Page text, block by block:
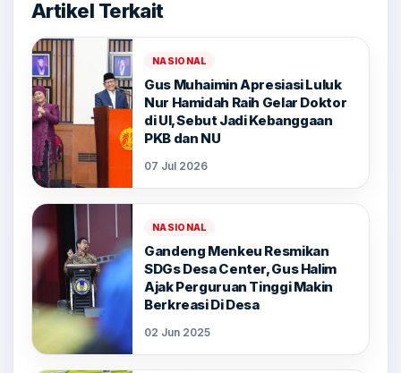
Artikel Terkait
NASIONAL
Gus Muhaimin Apresiasi Luluk
Nur Hamidah Raih Gelar Doktor
di UI, Sebut Jadi Kebanggaan
PKB dan NU
07 Jul 2026
NASIONAL
Gandeng Menkeu Resmikan
SDGs Desa Center, Gus Halim
Ajak Perguruan Tinggi Makin
Berkreasi Di Desa
02 Jun 2025